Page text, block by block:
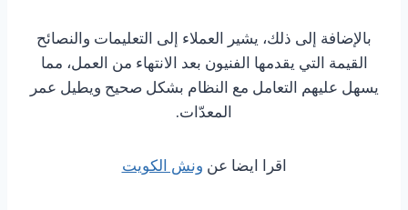
بالإضافة إلى ذلك، يشير العملاء إلى التعليمات والنصائح
القيمة التي يقدمها الفنيون بعد الانتهاء من العمل، مما
يسهل عليهم التعامل مع النظام بشكل صحيح ويطيل عمر
المعدّات.
اقرا ايضا عنونش الكويت